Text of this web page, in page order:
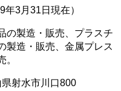
年3月31日現在）
の製造・販売、プラスチ
製造・販売、金属プレス
。
射水市川口800